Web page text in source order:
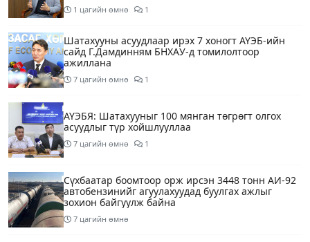
1 цагийн өмнө 1
Шатахууны асуудлаар ирэх 7 хоногт АҮЭБ-ийн
сайд Г.Дамдинням БНХАУ-д томилолтоор
ажиллана
7 цагийн өмнө 1
АҮЭБЯ: Шатахууныг 100 мянган төгрөгт олгох
асуудлыг түр хойшлууллаа
7 цагийн өмнө 1
Сүхбаатар боомтоор орж ирсэн 3448 тонн АИ-92
автобензинийг агуулахуудад буулгах ажлыг
зохион байгуулж байна
7 цагийн өмнө